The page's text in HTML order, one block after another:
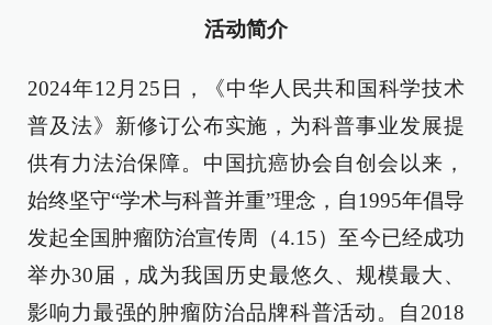
活动简介
2024年12月25日，《中华人民共和国科学技术
普及法》新修订公布实施，为科普事业发展提
供有力法治保障。中国抗癌协会自创会以来，
始终坚守“学术与科普并重”理念，自1995年倡导
发起全国肿瘤防治宣传周（4.15）至今已经成功
举办30届，成为我国历史最悠久、规模最大、
影响力最强的肿瘤防治品牌科普活动。自2018